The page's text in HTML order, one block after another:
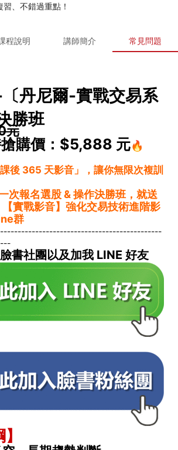
、不錯過重點！
程說明 講師簡介 常見問題
丹尼爾-實戰交易系
勝班
元
購價： $5,888 元🔥
課後 365 天影音」，讓你無限次複訓
次報名選股 & 操作決勝班，就送
【實戰影音】強化交易技術進階影
群
書社團以及加我 LINE 好友